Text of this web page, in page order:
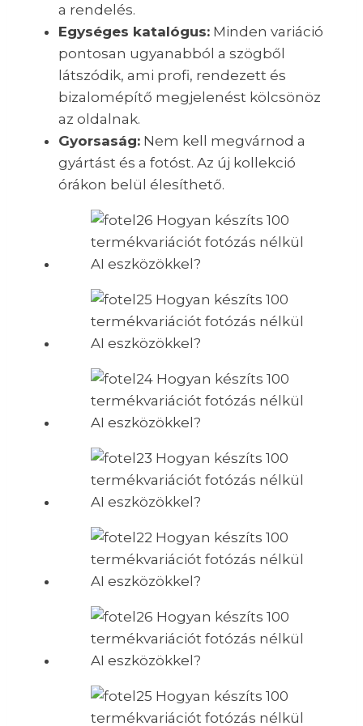
a rendelés.
Egységes katalógus: Minden variáció
pontosan ugyanabból a szögből
látszódik, ami profi, rendezett és
bizalomépítő megjelenést kölcsönöz
az oldalnak.
Gyorsaság: Nem kell megvárnod a
gyártást és a fotóst. Az új kollekció
órákon belül élesíthető.